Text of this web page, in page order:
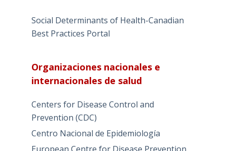
Social Determinants of Health-Canadian
Best Practices Portal
Organizaciones nacionales e
internacionales de salud
Centers for Disease Control and
Prevention (CDC)
Centro Nacional de Epidemiología
European Centre for Disease Prevention